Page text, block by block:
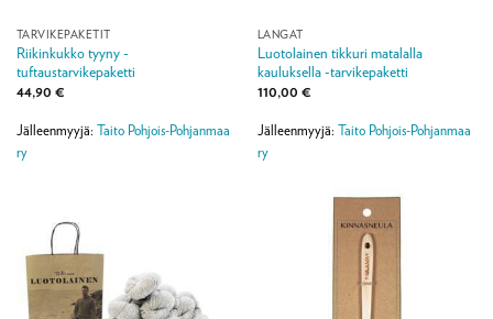
TARVIKEPAKETIT
Riikinkukko tyyny -
tuftaustarvikepaketti
44,90 €
Jälleenmyyjä: Taito Pohjois-Pohjanmaa
ry
LANGAT
Luotolainen tikkuri matalalla
kauluksella -tarvikepaketti
110,00 €
Jälleenmyyjä: Taito Pohjois-Pohjanmaa
ry